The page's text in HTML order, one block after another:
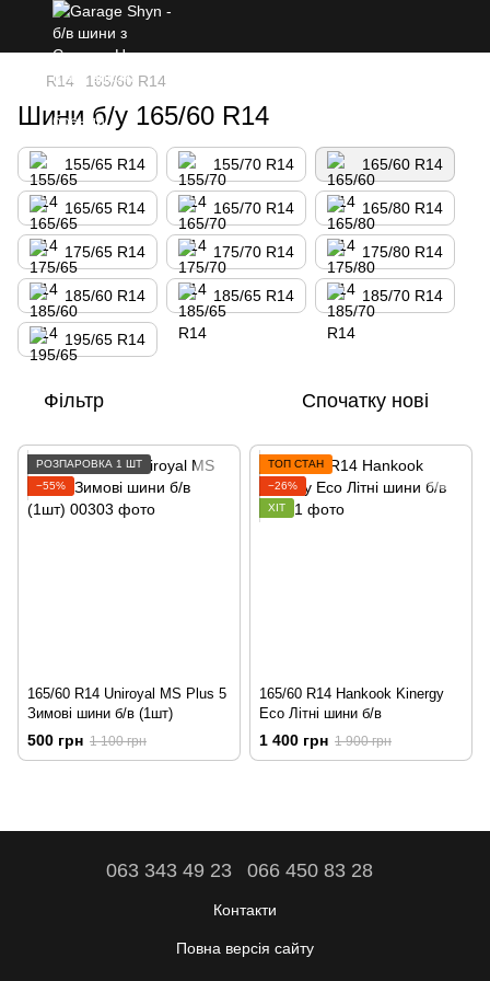
R14 165/60 R14
Шини б/у 165/60 R14
155/65 R14 155/70 R14 165/60 R14
165/65 R14 165/70 R14 165/80 R14
175/65 R14 175/70 R14 175/80 R14
185/60 R14 185/65 R14 185/70 R14
195/65 R14
Фільтр Спочатку нові
РОЗПАРОВКА 1 ШТ
−55%
165/60 R14 Uniroyal MS Plus 5
Зимові шини б/в (1шт)
500 грн 1 100 грн
ТОП СТАН
−26%
ХІТ
165/60 R14 Hankook Kinergy
Eco Літні шини б/в
1 400 грн 1 900 грн
063 343 49 23 066 450 83 28
Контакти
Повна версія сайту